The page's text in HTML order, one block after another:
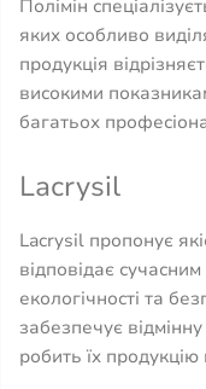
Полімін
яких особливо
продукція
високими
багатьох
Lacrysil
Lacrysil пропонує
відповідає
екологічності та
забезпечує
робить їх